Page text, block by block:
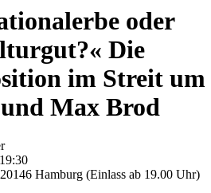
oder
Die
im Streit um
Max Brod
Hamburg (Einlass ab 19.00 Uhr)